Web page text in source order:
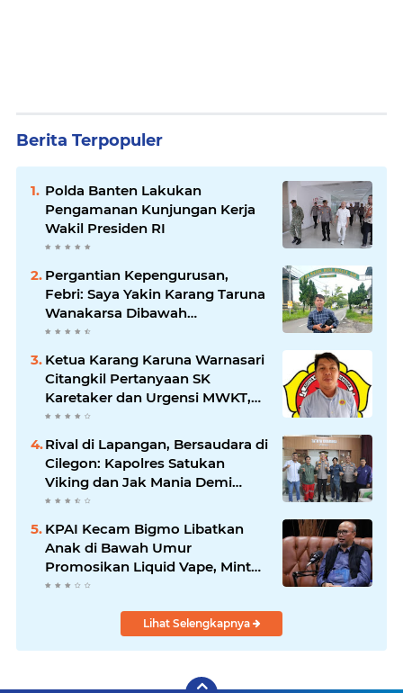
Berita Terpopuler
Polda Banten Lakukan
Pengamanan Kunjungan Kerja
Wakil Presiden RI
Pergantian Kepengurusan,
Febri: Saya Yakin Karang Taruna
Wanakarsa Dibawah
Kepemimpinan Bung Entus
Ketua Karang Karuna Warnasari
Citangkil Pertanyaan SK
Karetaker dan Urgensi MWKT,
Saat Suasana Berduka
Rival di Lapangan, Bersaudara di
Cilegon: Kapolres Satukan
Viking dan Jak Mania Demi
Nobar Damai Piala Presiden
KPAI Kecam Bigmo Libatkan
Anak di Bawah Umur
Promosikan Liquid Vape, Minta
Aparat Bertindak Tegas
Lihat Selengkapnya